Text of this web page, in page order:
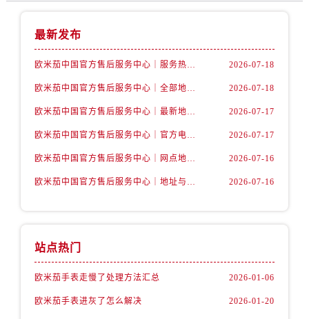
甘肃省金昌市金川区北京路售后服务中心（需提前预约）
宁夏回族自治区吴忠市利通区开元大道售后服务中心（需提前预约）
最新发布
欧米茄中国官方售后服务中心｜服务热线及详细地址权威信息公告（2026年7月最新） 2026-07-18
欧米茄中国官方售后服务中心｜全部地址与售后电话权威信息声明（2026年7月最新） 2026-07-18
欧米茄中国官方售后服务中心｜最新地址及官方服务热线权威信息公告（2026年7月最新） 2026-07-17
欧米茄中国官方售后服务中心｜官方电话和维修地址权威信息公告（2026年7月最新） 2026-07-17
欧米茄中国官方售后服务中心｜网点地址和官方热线权威信息通知（2026年7月最新） 2026-07-16
欧米茄中国官方售后服务中心｜地址与24小时服务电话权威信息公告（2026年7月最新） 2026-07-16
站点热门
欧米茄手表走慢了处理方法汇总 2026-01-06
欧米茄手表进灰了怎么解决 2026-01-20